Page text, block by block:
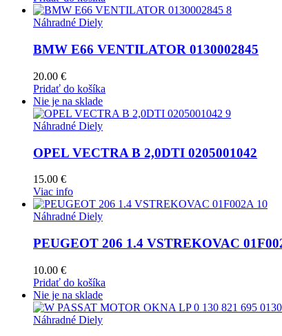
Náhradné Diely
BMW E66 VENTILATOR 0130002845
20.00 €
Pridať do košíka
Nie je na sklade
Náhradné Diely
OPEL VECTRA B 2,0DTI 0205001042
15.00 €
Viac info
Náhradné Diely
PEUGEOT 206 1.4 VSTREKOVAC
10.00 €
Pridať do košíka
Nie je na sklade
Náhradné Diely